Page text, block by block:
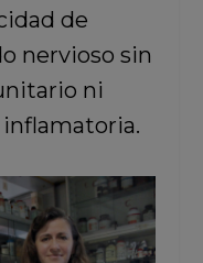
de
nervioso sin
ni